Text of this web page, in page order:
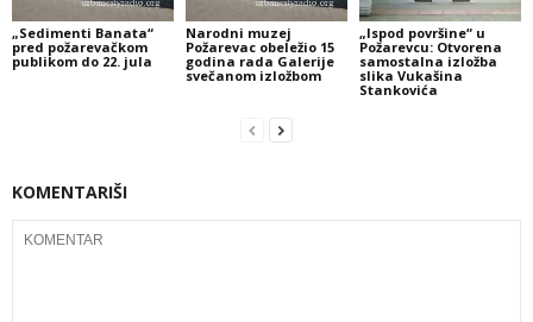
„Sedimenti Banata“
pred požarevačkom
publikom do 22. jula
Narodni muzej
Požarevac obeležio 15
godina rada Galerije
svečanom izložbom
„Ispod površine“ u
Požarevcu: Otvorena
samostalna izložba
slika Vukašina
Stankovića
KOMENTARIŠI